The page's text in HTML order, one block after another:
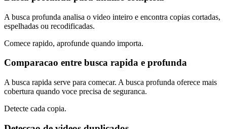
A busca profunda analisa o video inteiro e encontra copias cortadas,
espelhadas ou recodificadas.
Comece rapido, aprofunde quando importa.
Comparacao entre busca rapida e profunda
A busca rapida serve para comecar. A busca profunda oferece mais
cobertura quando voce precisa de seguranca.
Detecte cada copia.